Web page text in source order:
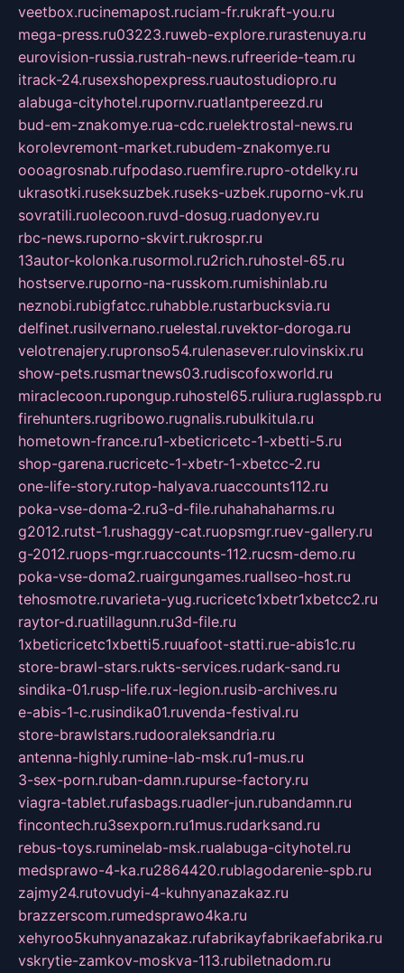
veetbox.rucinemapost.ruciam-fr.rukraft-you.ru
mega-press.ru03223.ruweb-explore.rurastenuya.ru
eurovision-russia.rustrah-news.rufreeride-team.ru
itrack-24.rusexshopexpress.ruautostudiopro.ru
alabuga-cityhotel.rupornv.ruatlantpereezd.ru
bud-em-znakomye.rua-cdc.ruelektrostal-news.ru
korolevremont-market.rubudem-znakomye.ru
oooagrosnab.rufpodaso.ruemfire.rupro-otdelky.ru
ukrasotki.ruseksuzbek.ruseks-uzbek.ruporno-vk.ru
sovratili.ruolecoon.ruvd-dosug.ruadonyev.ru
rbc-news.ruporno-skvirt.rukrospr.ru
13autor-kolonka.rusormol.ru2rich.ruhostel-65.ru
hostserve.ruporno-na-russkom.rumishinlab.ru
neznobi.rubigfatcc.ruhabble.rustarbucksvia.ru
delfinet.rusilvernano.ruelestal.ruvektor-doroga.ru
velotrenajery.rupronso54.rulenasever.rulovinskix.ru
show-pets.rusmartnews03.rudiscofoxworld.ru
miraclecoon.rupongup.ruhostel65.ruliura.ruglasspb.ru
firehunters.rugribowo.rugnalis.rubulkitula.ru
hometown-france.ru1-xbeticricetc-1-xbetti-5.ru
shop-garena.rucricetc-1-xbetr-1-xbetcc-2.ru
one-life-story.rutop-halyava.ruaccounts112.ru
poka-vse-doma-2.ru3-d-file.ruhahahaharms.ru
g2012.rutst-1.rushaggy-cat.ruopsmgr.ruev-gallery.ru
g-2012.ruops-mgr.ruaccounts-112.rucsm-demo.ru
poka-vse-doma2.ruairgungames.ruallseo-host.ru
tehosmotre.ruvarieta-yug.rucricetc1xbetr1xbetcc2.ru
raytor-d.ruatillagunn.ru3d-file.ru
1xbeticricetc1xbetti5.ruuafoot-statti.rue-abis1c.ru
store-brawl-stars.rukts-services.rudark-sand.ru
sindika-01.rusp-life.rux-legion.rusib-archives.ru
e-abis-1-c.rusindika01.ruvenda-festival.ru
store-brawlstars.rudooraleksandria.ru
antenna-highly.rumine-lab-msk.ru1-mus.ru
3-sex-porn.ruban-damn.rupurse-factory.ru
viagra-tablet.rufasbags.ruadler-jun.rubandamn.ru
fincontech.ru3sexporn.ru1mus.rudarksand.ru
rebus-toys.ruminelab-msk.rualabuga-cityhotel.ru
medsprawo-4-ka.ru2864420.rublagodarenie-spb.ru
zajmy24.rutovudyi-4-kuhnyanazakaz.ru
brazzerscom.rumedsprawo4ka.ru
xehyroo5kuhnyanazakaz.rufabrikayfabrikaefabrika.ru
vskrytie-zamkov-moskva-113.rubiletnadom.ru